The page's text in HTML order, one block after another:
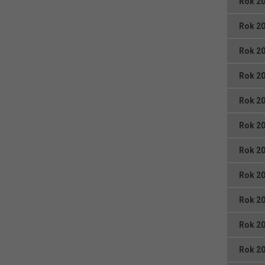
Rok
Rok
Rok
Rok
Rok
Rok
Rok
Rok
Rok
Rok